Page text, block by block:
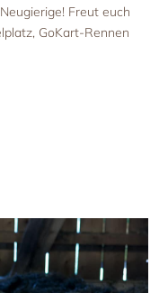
Freut euch
GoKart-Rennen